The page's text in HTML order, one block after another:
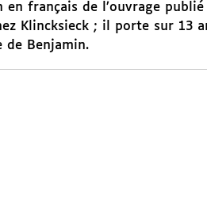
français de l’ouvrage
Klincksieck ; il porte sur 13
de Benjamin.